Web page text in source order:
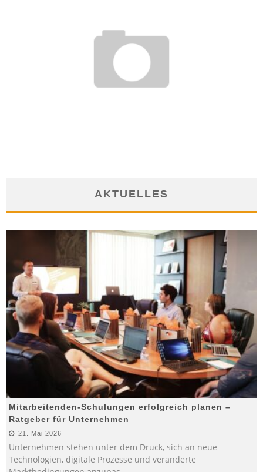
AKTUELLES
Mitarbeitenden-Schulungen erfolgreich planen –
Ratgeber für Unternehmen
21. Mai 2026
Unternehmen stehen unter dem Druck, sich an neue
Technologien, digitale Prozesse und veränderte